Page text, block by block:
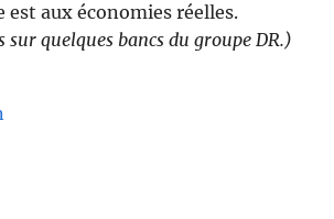
est aux économies réelles.
sur quelques bancs du groupe DR.)